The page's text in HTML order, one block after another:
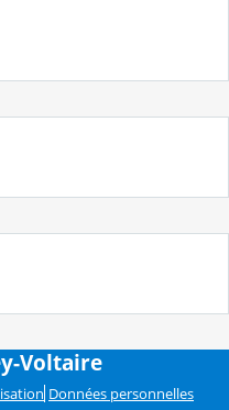
Voltaire
Données personnelles